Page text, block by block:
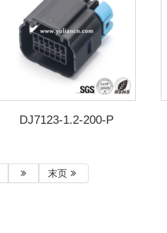
DJ7123-1.2-200-P
末页